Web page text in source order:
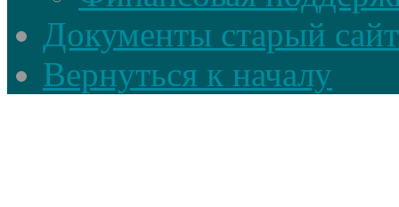
Документы старый сайт
Вернуться к началу